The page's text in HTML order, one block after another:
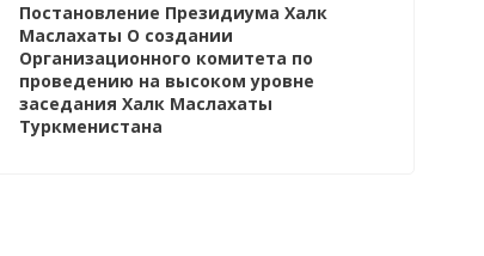
Постановление Президиума Халк
Маслахаты О создании
Организационного комитета по
проведению на высоком уровне
заседания Халк Маслахаты
Туркменистана